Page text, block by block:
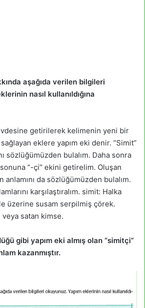
aşağıda verilen bilgileri
nasıl kullanıldığına
getirilerek kelimenin yeni bir
sağlayan eklere yapım eki denir. “Simit”
sözlüğümüzden bulalım. Daha sonra
“-çi” ekini getirelim. Oluşan
anlamını da sözlüğümüzden bulalım.
karşılaştıralım. simit: Halka
üzerine susam serpilmiş çörek.
satan kimse.
gibi yapım eki almış olan “simitçi”
kazanmıştır.